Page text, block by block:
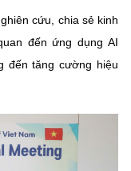
cứu, chia sẻ kinh
đến ứng dụng AI
đến tăng cường hiệu